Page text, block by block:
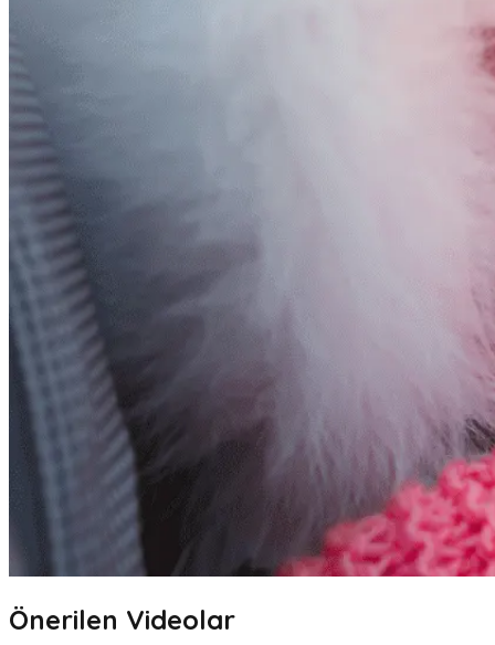
Önerilen Videolar